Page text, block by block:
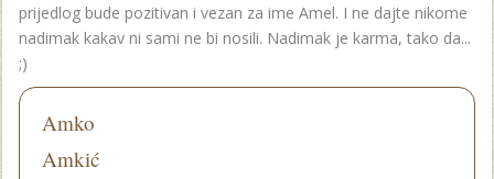
prijedlog bude pozitivan i vezan za ime Amel. I ne dajte nikome
nadimak kakav ni sami ne bi nosili. Nadimak je karma, tako da...
;)
Amko
Amkić